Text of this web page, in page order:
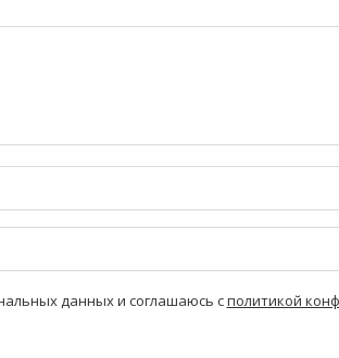
данных и соглашаюсь сполитикой